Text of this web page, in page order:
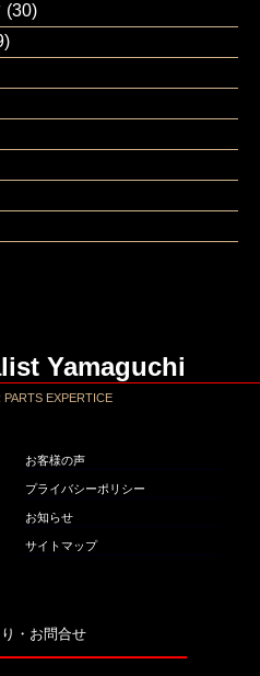
(30)
Yamaguchi
PARTS EXPERTICE
お客様の声
プライバシーポリシー
お知らせ
サイトマップ
・お問合せ